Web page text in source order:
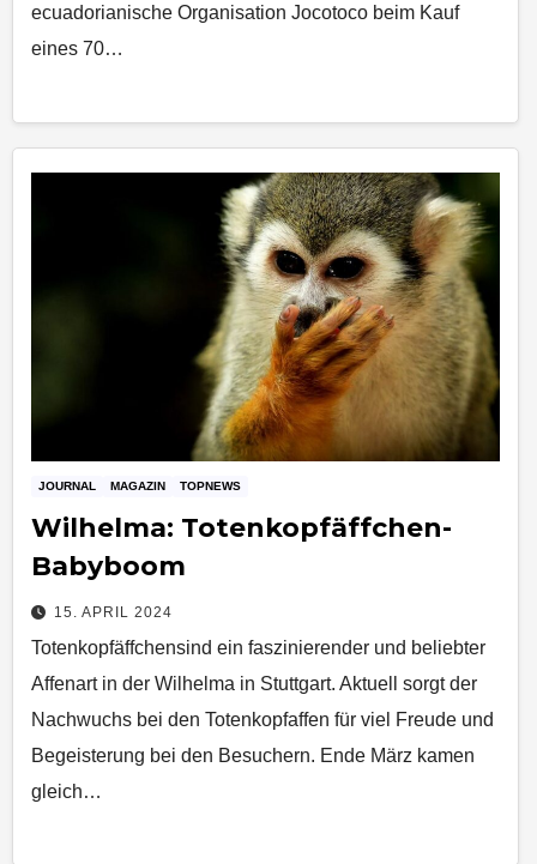
ecuadorianische Organisation Jocotoco beim Kauf
eines 70…
JOURNAL MAGAZIN TOPNEWS
Wilhelma: Totenkopfäffchen-
Babyboom
15. APRIL 2024
Totenkopfäffchensind ein faszinierender und beliebter
Affenart in der Wilhelma in Stuttgart. Aktuell sorgt der
Nachwuchs bei den Totenkopfaffen für viel Freude und
Begeisterung bei den Besuchern. Ende März kamen
gleich…